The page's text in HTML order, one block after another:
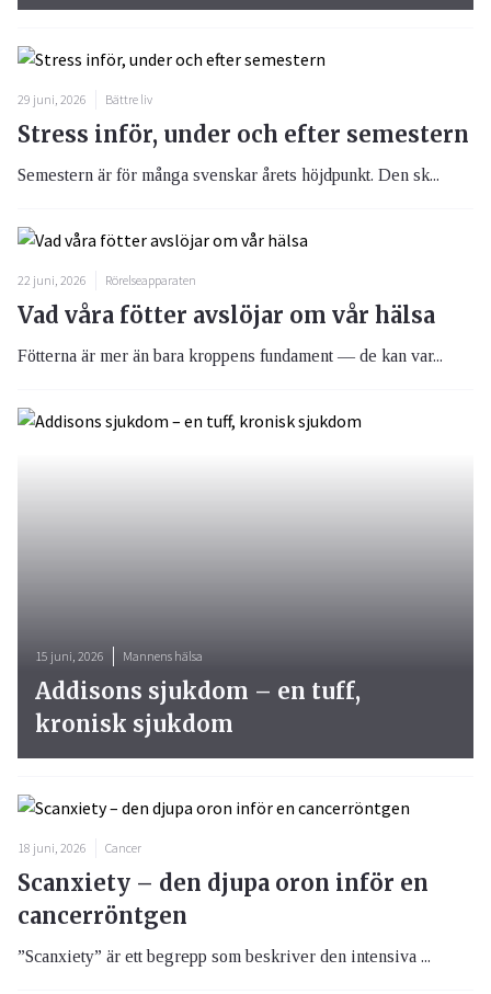
29 juni, 2026 Bättre liv
Stress inför, under och efter semestern
Semestern är för många svenskar årets höjdpunkt. Den sk...
22 juni, 2026 Rörelseapparaten
Vad våra fötter avslöjar om vår hälsa
Fötterna är mer än bara kroppens fundament — de kan var...
15 juni, 2026 Mannens hälsa
Addisons sjukdom – en tuff,
kronisk sjukdom
18 juni, 2026 Cancer
Scanxiety – den djupa oron inför en
cancerröntgen
”Scanxiety” är ett begrepp som beskriver den intensiva ...